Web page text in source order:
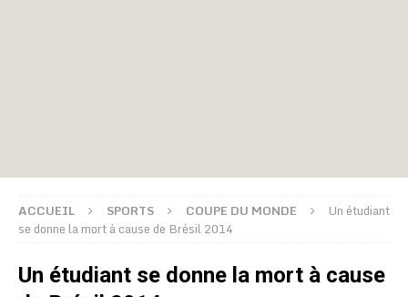
ACCUEIL SPORTS COUPE DU MONDE
Un étudiant
se donne la mort à cause de Brésil 2014
Un étudiant se donne la mort à cause